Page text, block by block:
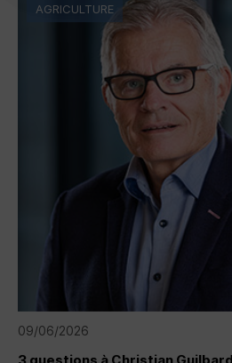
09/06/2026
AGRICULTURE